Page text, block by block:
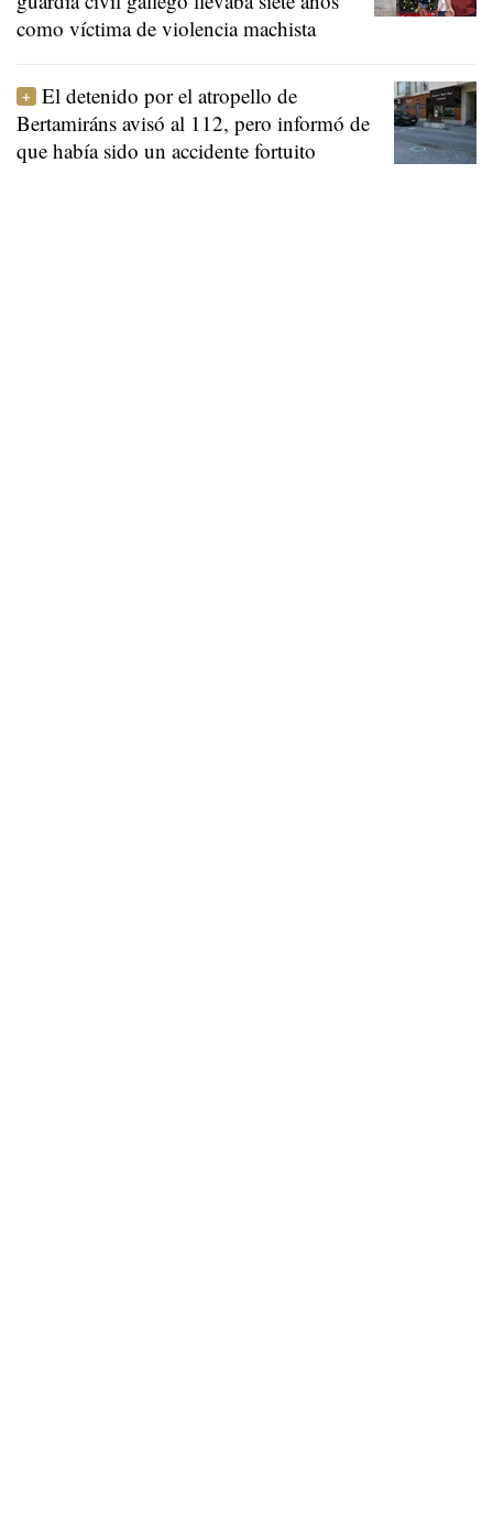
como víctima de violencia machista
El detenido por el atropello de
Bertamiráns avisó al 112, pero informó de
que había sido un accidente fortuito